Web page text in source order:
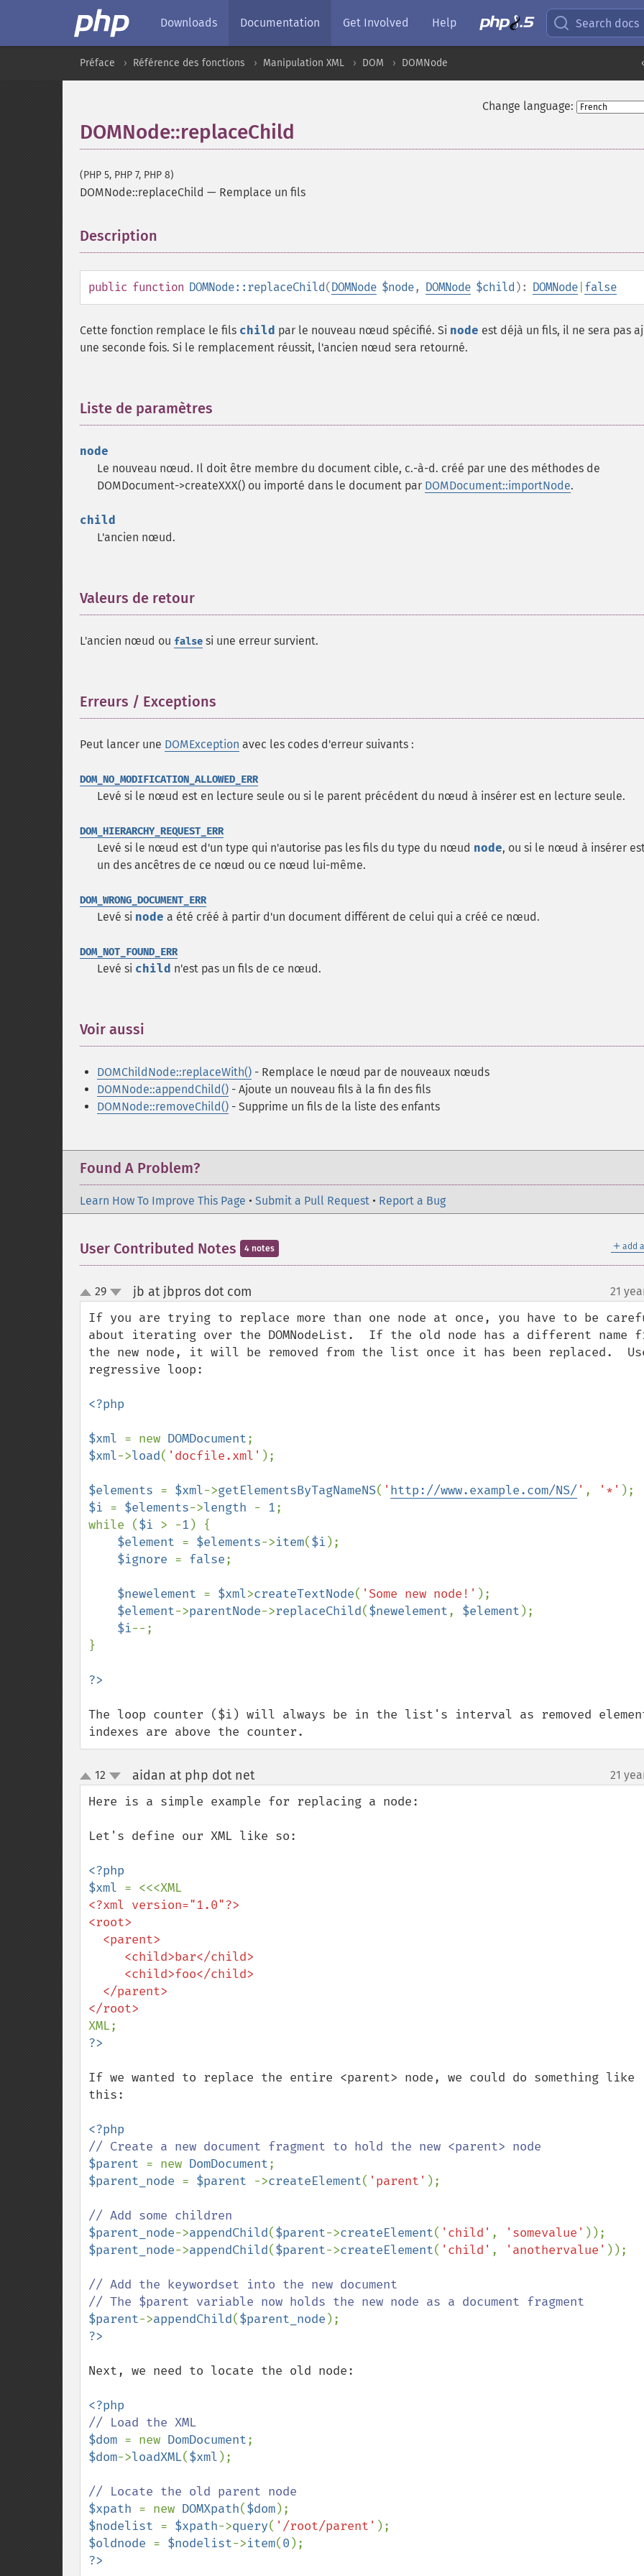
Downloads Documentation Get Involved Help Search docs
Préface Référence des fonctions Manipulation XML DOM DOMNode
Change language:
DOMNode::replaceChild
(PHP 5, PHP 7, PHP 8)
DOMNode::replaceChild — Remplace un fils
Description
public function DOMNode::replaceChild(DOMNode $node, DOMNode $child ): DOMNode false
Cette fonction remplace le fils child par le nouveau nœud spécifié. Si node est déjà un fils, il ne sera pas
une seconde fois. Si le remplacement réussit, l'ancien nœud sera retourné.
Liste de paramètres
node
Le nouveau nœud. Il doit être membre du document cible, c.-à-d. créé par une des méthodes de
DOMDocument->createXXX() ou importé dans le document par DOMDocument::importNode.
child
L'ancien nœud.
Valeurs de retour
L'ancien nœud ou false si une erreur survient.
Erreurs / Exceptions
Peut lancer une DOMException avec les codes d'erreur suivants :
DOM_NO_MODIFICATION_ALLOWED_ERR
Levé si le nœud est en lecture seule ou si le parent précédent du nœud à insérer est en lecture seule.
DOM_HIERARCHY_REQUEST_ERR
Levé si le nœud est d'un type qui n'autorise pas les fils du type du nœud node, ou si le nœud à insérer
un des ancêtres de ce nœud ou ce nœud lui-même.
DOM_WRONG_DOCUMENT_ERR
Levé si node a été créé à partir d'un document différent de celui qui a créé ce nœud.
DOM_NOT_FOUND_ERR
Levé si child n'est pas un fils de ce nœud.
Voir aussi
DOMChildNode::replaceWith() - Remplace le nœud par de nouveaux nœuds
DOMNode::appendChild() - Ajoute un nouveau fils à la fin des fils
DOMNode::removeChild() - Supprime un fils de la liste des enfants
Found A Problem?
Learn How To Improve This Page • Submit a Pull Request • Report a Bug
＋ add
User Contributed Notes 4 notes
up
down
29 jb at jbpros dot com 21
If you are trying to replace more than one node at once, you have to be
about iterating over the DOMNodeList.  If the old node has a different name
the new node, it will be removed from the list once it has been replaced.
regressive loop:
<?php
$xml = new DOMDocument
$xml->load( 'docfile.xml' );
$elements = $xml->getElementsByTagNameNS( ' http://www.example.com/NS/ ' , '*'
$i = $elements->length - 1;
while ($i > -1 ) {
$element = $elements->item($i );
$ignore = false;
$newelement = $xml>createTextNode( 'Some new node!' );
$element->parentNode->replaceChild($newelement, $element );
$i--;
}
The loop counter ($i) will always be in the list's interval as removed
indexes are above the counter.
up
down
12 aidan at php dot net¶ 21
Here is a simple example for replacing a node:
Let's define our XML like so:
<?php
$xml
<?xml version="1.0"?>
<root>
If we wanted to replace the entire <parent> node, we could do something like
this:
$parent = new DomDocument
$parent_node = $parent ->createElement( 'parent' );
$parent_node->appendChild($parent->createElement( 'child' , 'somevalue'
$parent_node->appendChild($parent->createElement( 'child' , 'anothervalue' ));
// Add the keywordset into the new document
$parent->appendChild($parent_node
Next, we need to locate the old node:
$dom = new DomDocument
$dom->loadXML($xml );
$xpath = new DOMXpath($dom
$nodelist = $xpath->query( '/root/parent'
$oldnode = $nodelist->item(0